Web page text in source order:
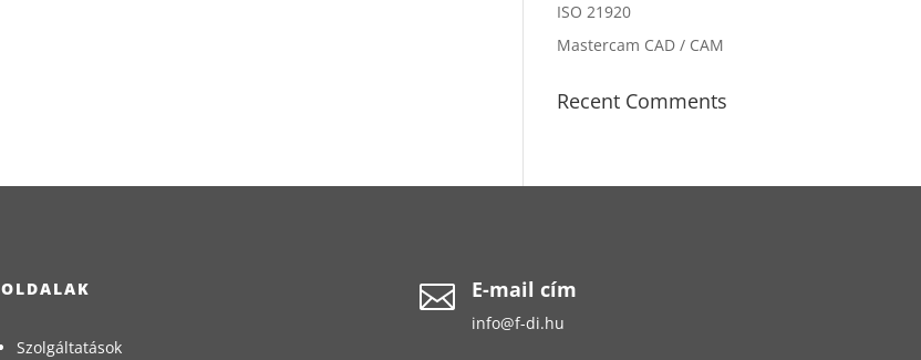
ISO 21920
Mastercam CAD / CAM
Recent Comments
OLDALAK
Szolgáltatások
 E-mail cím
info@f-di.hu